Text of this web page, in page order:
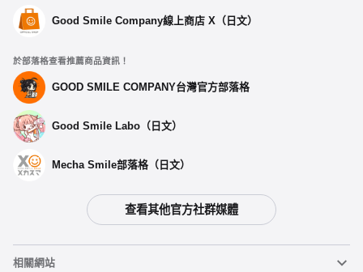
Good Smile Company線上商店 X（日文）
於部落格查看推薦商品資訊！
GOOD SMILE COMPANY台灣官方部落格
Good Smile Labo（日文）
Mecha Smile部落格（日文）
查看其他官方社群媒體
相關網站